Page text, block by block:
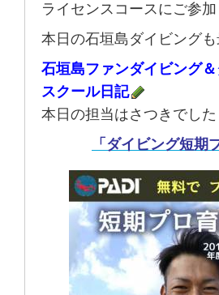
ライセンスコースにご参
本日の石垣島ダイビング
石垣島ファンダイビング
スクール日記
本日の担当はさつきでした
「ダイビング短期